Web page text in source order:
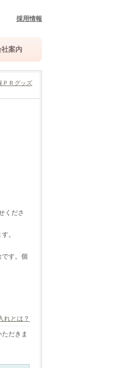
採用情報
社案内
ＰＲグッズ
くださ
。
す。個
れとは？
だきま